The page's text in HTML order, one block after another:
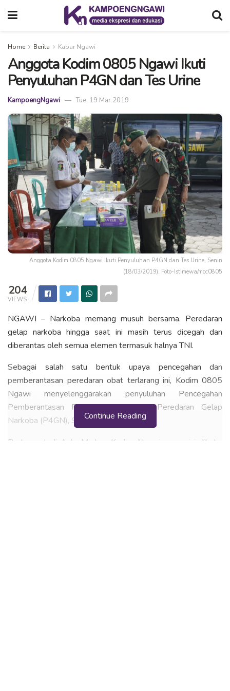
Home Berita Kabar Ngawi
Anggota Kodim 0805 Ngawi Ikuti
Penyuluhan P4GN dan Tes Urine
KampoengNgawi Tue, 19 Mar 2019
Anggota Kodim 0805 Ngawi Ikuti Penyuluhan P4GN dan Tes Urine, Senin
(18/03/2019). Foto-Istimewa/mcc0805
204
VIEWS
NGAWI – Narkoba memang musuh bersama. Peredaran
gelap narkoba hingga saat ini masih terus dicegah dan
diberantas oleh semua elemen termasuk halnya TNI.
Sebagai salah satu bentuk upaya pencegahan dan
pemberantasan peredaran obat terlarang ini, Kodim 0805
Ngawi menyelenggarakan penyuluhan Pencegahan
Pemberantasan Penyalahgunaan dan Peredaran Gelap
Narkoba (P4GN), Senin (18/03/2019).
Bertempat di Aula Markas Kodim Ngawi, acara ini dibuka
Continue Reading